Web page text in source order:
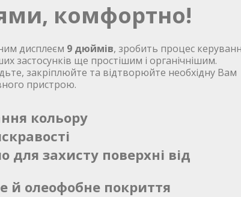
комфортно!
дисплеєм 9 дюймів, зробить процес
застосунків ще простішим і органічнішим.
закріплюйте та відтворюйте необхідну Вам
пристрою.
кольору
для захисту поверхні від
й олеофобне покриття